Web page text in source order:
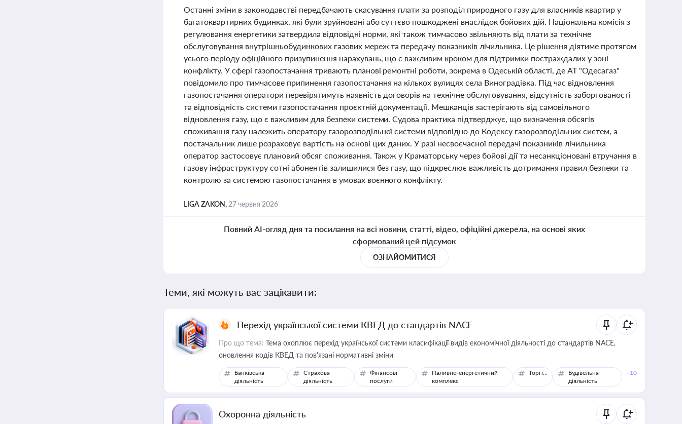
Останні зміни в законодавстві передбачають скасування плати за розподіл природного газу для власників квартир у
багатоквартирних будинках, які були зруйновані або суттєво пошкоджені внаслідок бойових дій. Національна комісія з
регулювання енергетики затвердила відповідні норми, які також тимчасово звільняють від плати за технічне
обслуговування внутрішньобудинкових газових мереж та передачу показників лічильника. Це рішення діятиме протягом
усього періоду офіційного призупинення нарахувань, що є важливим кроком для підтримки постраждалих у зоні
конфлікту. У сфері газопостачання тривають планові ремонтні роботи, зокрема в Одеській області, де АТ "Одесагаз"
повідомило про тимчасове припинення газопостачання на кількох вулицях села Виноградівка. Під час відновлення
газопостачання оператори перевірятимуть наявність договорів на технічне обслуговування, відсутність заборгованості
та відповідність системи газопостачання проєктній документації. Мешканців застерігають від самовільного
відновлення газу, що є важливим для безпеки системи. Судова практика підтверджує, що визначення обсягів
споживання газу належить оператору газорозподільної системи відповідно до Кодексу газорозподільних систем, а
постачальник лише розраховує вартість на основі цих даних. У разі несвоєчасної передачі показників лічильника
оператор застосовує плановий обсяг споживання. Також у Краматорську через бойові дії та несанкціоновані втручання в
газову інфраструктуру сотні абонентів залишилися без газу, що підкреслює важливість дотримання правил безпеки та
контролю за системою газопостачання в умовах воєнного конфлікту.
LIGA ZAKON, 27 червня 2026
Повний AI-огляд дня та посилання на всі новини, статті, відео, офіційні джерела, на основі яких
сформований цей підсумок
ОЗНАЙОМИТИСЯ
Теми, які можуть вас зацікавити:
Перехід української системи КВЕД до стандартів NACE
Про що тема: Тема охоплює перехід української системи класифікації видів економічної діяльності до стандартів NACE,
оновлення кодів КВЕД та пов'язані нормативні зміни
Банківська
діяльність
Страхова
діяльність
Фінансові
послуги
Паливно-енергетичний
комплекс
Торгівля
Будівельна
діяльність
+10
Охоронна діяльність